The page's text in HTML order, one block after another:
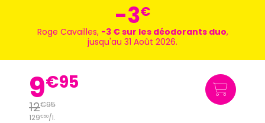
-3€
Roge Cavailles, -3 € sur les déodorants duo,
jusqu'au 31 Août 2026.
9€95
12€95
129€50/l.